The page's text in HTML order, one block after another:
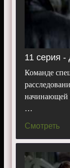
11 серия -
Команде
начинающей
…
Смотреть